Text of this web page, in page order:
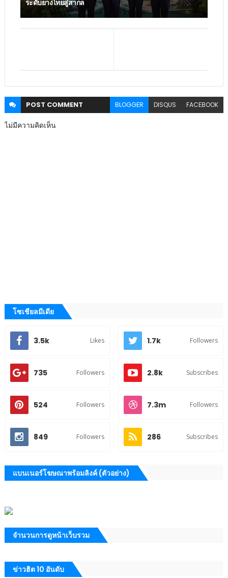
ระดับยางไทยสู่สากล
POST COMMENT BLOGGER DISQUS FACEBOOK
ไม่มีความคิดเห็น
โซเชียลมีเดีย
3.5k Likes 1.7k Followers
735 Followers 2.8k Subscribes
524 Followers 7.3m Followers
849 Followers 286 Subscribes
แบนเนอร์โฆษณาพร้อมลิงค์ (ตัวอย่าง)
จำนวนการดูหน้าเว็บรวม
ข่าวฮิต 10 อันดับ